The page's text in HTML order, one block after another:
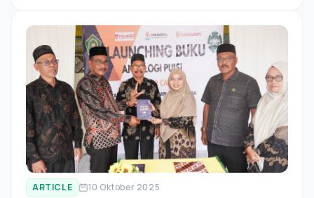
ARTICLE 10 Oktober 2025